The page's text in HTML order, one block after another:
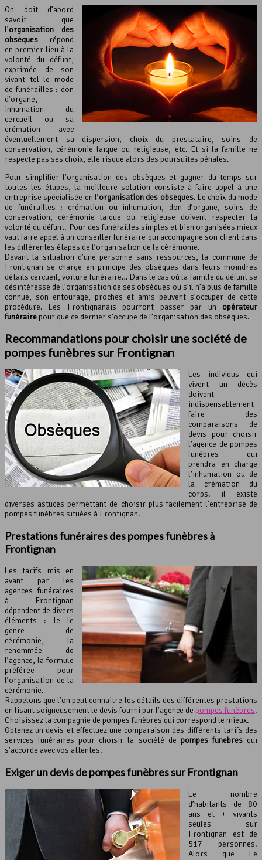
On doit d’abord
savoir que
l’organisation des
obsèques répond
en premier lieu à la
volonté du défunt,
exprimée de son
vivant tel le mode
de funérailles : don
d’organe,
inhumation du
cercueil ou sa
crémation avec
éventuellement sa dispersion, choix du prestataire, soins de
conservation, cérémonie laïque ou religieuse, etc. Et si la famille ne
respecte pas ses choix, elle risque alors des poursuites pénales.
Pour simplifier l’organisation des obsèques et gagner du temps sur
toutes les étapes, la meilleure solution consiste à faire appel à une
entreprise spécialisée en l’organisation des obsèques. Le choix du mode
de funérailles : crémation ou inhumation, don d’organe, soins de
conservation, cérémonie laïque ou religieuse doivent respecter la
volonté du défunt. Pour des funérailles simples et bien organisées mieux
vaut faire appel à un conseiller funéraire qui accompagne son client dans
les différentes étapes de l’organisation de la cérémonie.
Devant la situation d’une personne sans ressources, la commune de
Frontignan se charge en principe des obsèques dans leurs moindres
détails cercueil, voiture funéraire… Dans le cas où la famille du défunt se
désintéresse de l’organisation de ses obsèques ou s’il n’a plus de famille
connue, son entourage, proches et amis peuvent s’occuper de cette
procédure. Les Frontignanais pourront passer par un opérateur
funéraire pour que ce dernier s’occupe de l’organisation des obsèques.
Recommandations pour choisir une société de
pompes funèbres sur Frontignan
Les individus qui
vivent un décès
doivent
indispensablement
faire des
comparaisons de
devis pour choisir
l’agence de pompes
funèbres qui
prendra en charge
l’inhumation ou de
la crémation du
corps. il existe
diverses astuces permettant de choisir plus facilement l’entreprise de
pompes funèbres situées à Frontignan.
Prestations funéraires des pompes funèbres à
Frontignan
Les tarifs mis en
avant par les
agences funéraires
à Frontignan
dépendent de divers
éléments : le le
genre de
cérémonie, la
renommée de
l’agence, la formule
préférée pour
l’organisation de la
cérémonie.
Rappelons que l’on peut connaitre les détails des différentes prestations
en lisant soigneusement le devis fourni par l’agence de pompes funèbres.
Choisissez la compagnie de pompes funèbres qui correspond le mieux.
Obtenez un devis et effectuez une comparaison des différents tarifs des
services funéraires pour choisir la société de pompes funèbresqui
s’accorde avec vos attentes.
Exiger un devis de pompes funèbres sur Frontignan
Le nombre
d’habitants de 80
ans et + vivants
seules sur
Frontignan est de
517 personnes.
Alors que Le